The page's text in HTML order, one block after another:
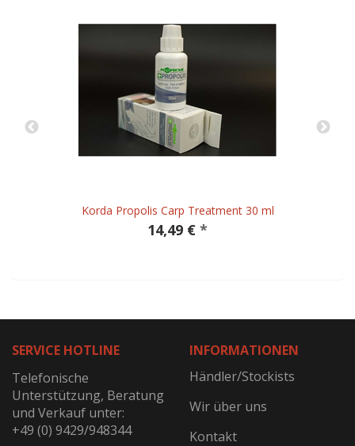
Korda Propolis Carp Treatment 30 ml
14,49 € *
SERVICE HOTLINE
Telefonische
Unterstützung, Beratung
und Verkauf unter:
+49 (0) 9429/948344
INFORMATIONEN
Händler/Stockists
Wir über uns
Kontakt